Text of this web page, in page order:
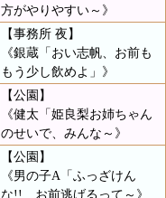
方がやりやすい～》
【事務所 夜】
《銀蔵「おい志帆、お前も
もう少し飲めよ」》
【公園】
《健太「姫良梨お姉ちゃん
のせいで、みんな～》
【公園】
《男の子A「ふっざけん
な!! お前逃げるって～》